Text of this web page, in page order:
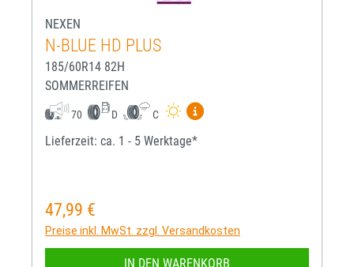
NEXEN
N-BLUE HD PLUS
185/60R14 82H
SOMMERREIFEN
70 D C
Mehr Informationen zum
Lieferzeit: ca. 1 - 5 Werktage*
Regulärer Preis:
47,99 €
Preise inkl. MwSt. zzgl. Versandkosten
IN DEN WARENKORB